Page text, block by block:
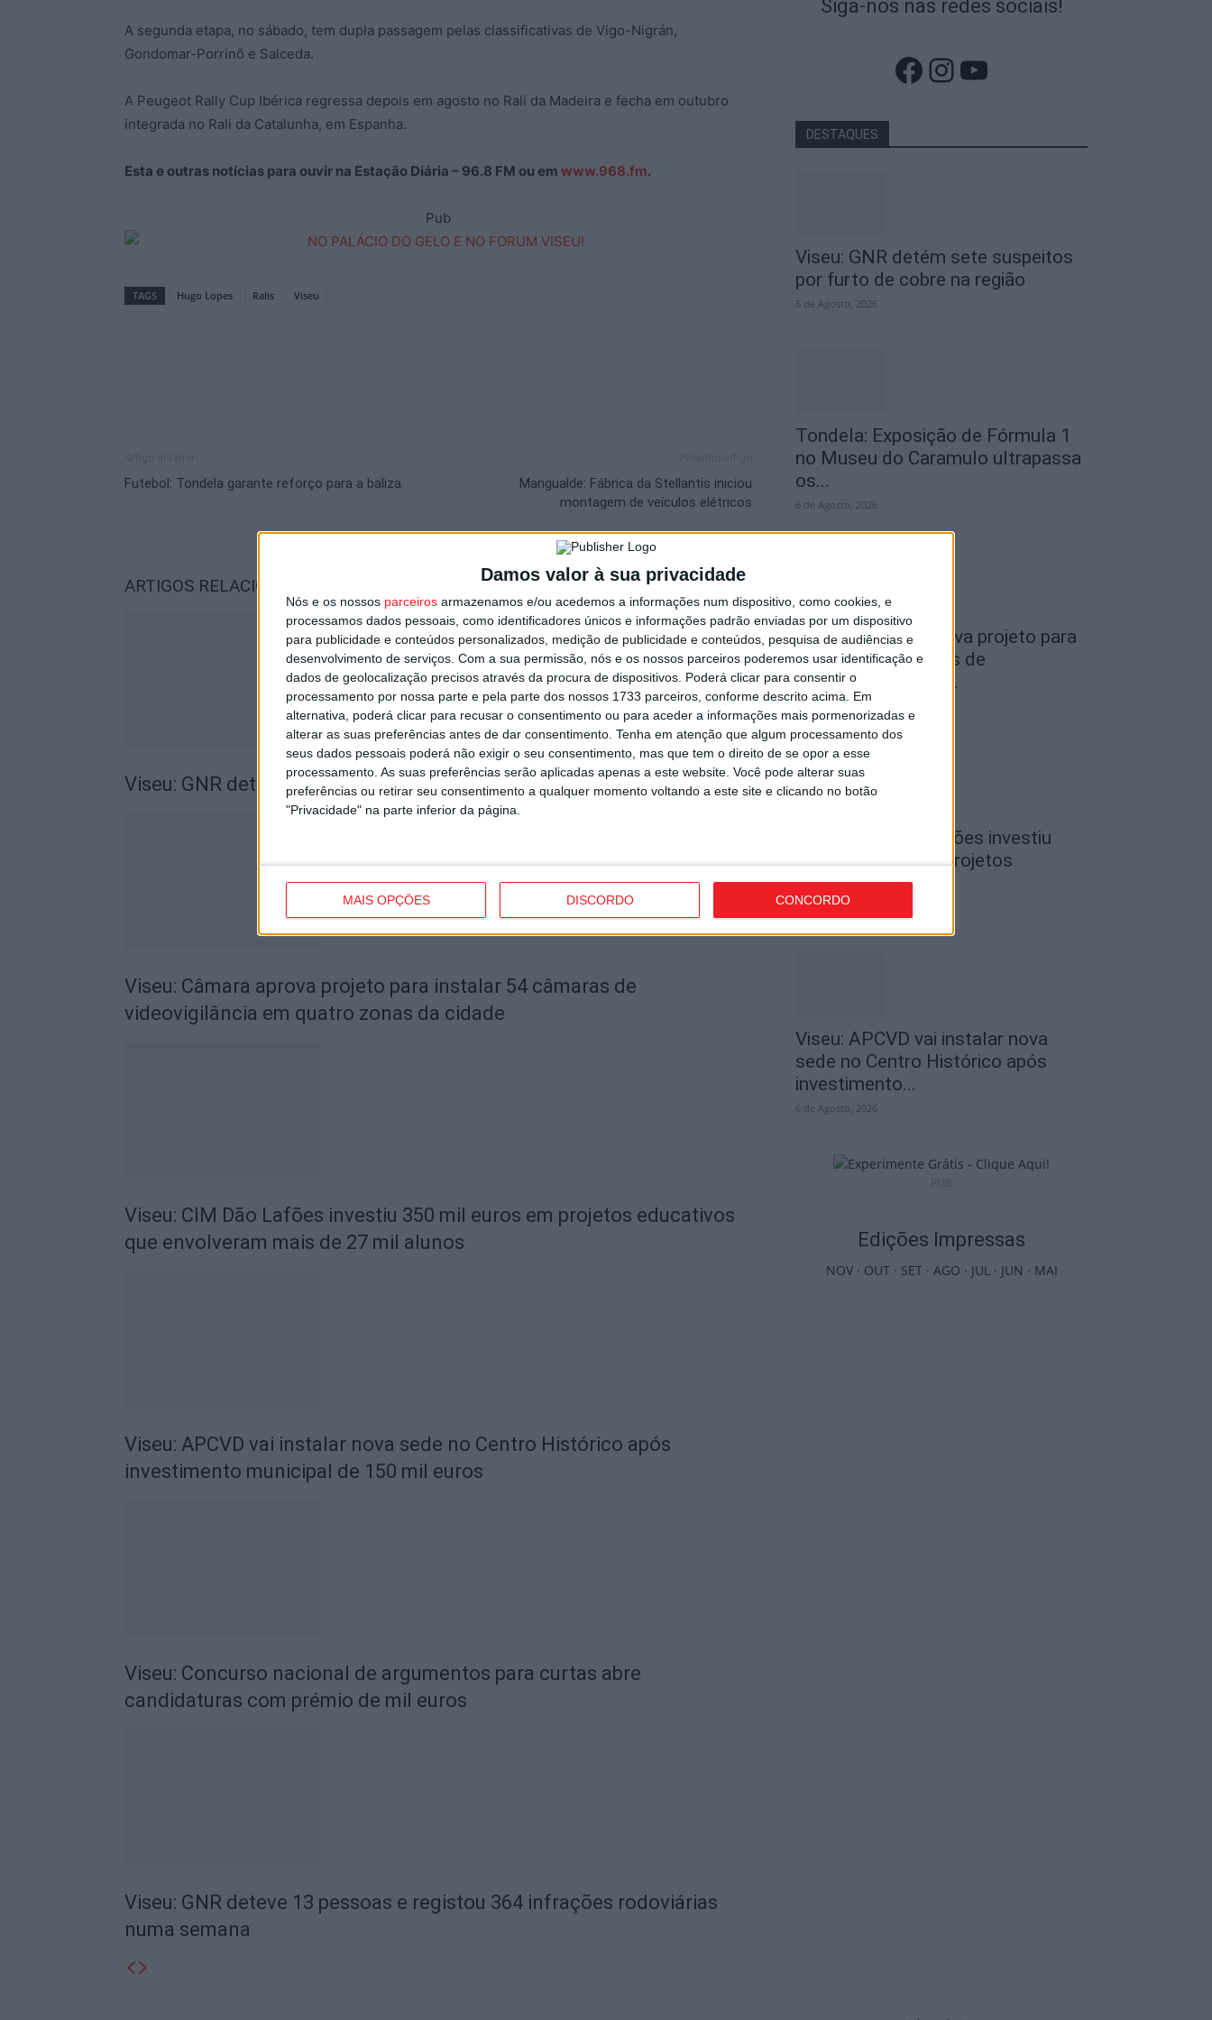
Damos valor à sua privacidade
Nós e os nossos parceiros armazenamos e/ou acedemos a informações num dispositivo, como cookies, e
processamos dados pessoais, como identificadores únicos e informações padrão enviadas por um dispositivo
para publicidade e conteúdos personalizados, medição de publicidade e conteúdos, pesquisa de audiências e
desenvolvimento de serviços. Com a sua permissão, nós e os nossos parceiros poderemos usar identificação e
dados de geolocalização precisos através da procura de dispositivos. Poderá clicar para consentir o
processamento por nossa parte e pela parte dos nossos 1733 parceiros, conforme descrito acima. Em
alternativa, poderá clicar para recusar o consentimento ou para aceder a informações mais pormenorizadas e
alterar as suas preferências antes de dar consentimento. Tenha em atenção que algum processamento dos
seus dados pessoais poderá não exigir o seu consentimento, mas que tem o direito de se opor a esse
processamento. As suas preferências serão aplicadas apenas a este website. Você pode alterar suas
preferências ou retirar seu consentimento a qualquer momento voltando a este site e clicando no botão
"Privacidade" na parte inferior da página.
MAIS OPÇÕES DISCORDO CONCORDO
A segunda etapa, no sábado, tem dupla passagem pelas classificativas de Vigo-Nigrán,
Gondomar-Porrinõ e Salceda.
A Peugeot Rally Cup Ibérica regressa depois em agosto no Rali da Madeira e fecha em outubro
integrada no Rali da Catalunha, em Espanha.
Esta e outras notícias para ouvir na Estação Diária – 96.8 FM ou em www.968.fm.
Pub
TAGS Hugo Lopes Ralis Viseu
Futebol: Tondela garante reforço para a baliza
Mangualde: Fábrica da Stellantis iniciou
montagem de veículos elétricos
ARTIGOS RELACIONADOS
Viseu: GNR detém sete suspeitos por furto de cobre na região
Viseu: Câmara aprova projeto para instalar 54 câmaras de
videovigilância em quatro zonas da cidade
Viseu: CIM Dão Lafões investiu 350 mil euros em projetos educativos
que envolveram mais de 27 mil alunos
Viseu: APCVD vai instalar nova sede no Centro Histórico após
investimento municipal de 150 mil euros
Viseu: Concurso nacional de argumentos para curtas abre
candidaturas com prémio de mil euros
Viseu: GNR deteve 13 pessoas e registou 364 infrações rodoviárias
numa semana
Siga-nos nas redes sociais!
Facebook
Instagram
YouTube
DESTAQUES
Viseu: GNR detém sete suspeitos
por furto de cobre na região
6 de Agosto, 2026
Tondela: Exposição de Fórmula 1
no Museu do Caramulo ultrapassa
os...
6 de Agosto, 2026
Viseu: Câmara aprova projeto para
instalar 54 câmaras de
videovigilância em...
Viseu: CIM Dão Lafões investiu
350 mil euros em projetos
educativos...
6 de Agosto, 2026
Viseu: APCVD vai instalar nova
sede no Centro Histórico após
investimento...
6 de Agosto, 2026
Edições Impressas
NOV· OUT· SET· AGO · JUL· JUN · MAI